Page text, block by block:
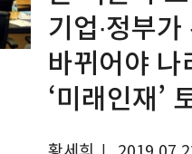
기업∙정부
바뀌어야
‘미래인재’
|